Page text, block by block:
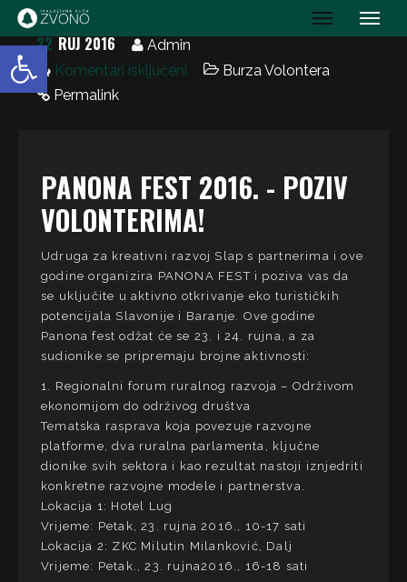
Open toolbar IK Zvono
22 RUJ 2016
Admin
Komentari isključeni
Burza Volontera
Permalink
PANONA FEST 2016. - POZIV
VOLONTERIMA!
Udruga za kreativni razvoj Slap s partnerima i ove
godine organizira PANONA FEST i poziva vas da
se uključite u aktivno otkrivanje eko turističkih
potencijala Slavonije i Baranje. Ove godine
Panona fest odžat će se 23. i 24. rujna, a za
sudionike se pripremaju brojne aktivnosti:
1. Regionalni forum ruralnog razvoja – Održivom
ekonomijom do održivog društva
Tematska rasprava koja povezuje razvojne
platforme, dva ruralna parlamenta, ključne
dionike svih sektora i kao rezultat nastoji iznjedriti
konkretne razvojne modele i partnerstva.
Lokacija 1: Hotel Lug
Vrijeme: Petak, 23. rujna 2016., 10-17 sati
Lokacija 2: ZKC Milutin Milanković, Dalj
Vrijeme: Petak., 23. rujna2016., 16-18 sati